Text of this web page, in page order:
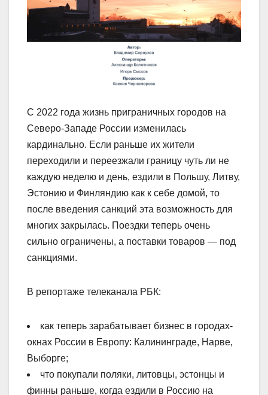
С 2022 года жизнь приграничных городов на
Северо-Западе России изменилась
кардинально. Если раньше их жители
переходили и переезжали границу чуть ли не
каждую неделю и день, ездили в Польшу, Литву,
Эстонию и Финляндию как к себе домой, то
после введения санкций эта возможность для
многих закрылась. Поездки теперь очень
сильно ограничены, а поставки товаров — под
санкциями.
В репортаже телеканала РБК:
как теперь зарабатывает бизнес в городах-
окнах России в Европу: Калининграде, Нарве,
Выборге;
что покупали поляки, литовцы, эстонцы и
финны раньше, когда ездили в Россию на